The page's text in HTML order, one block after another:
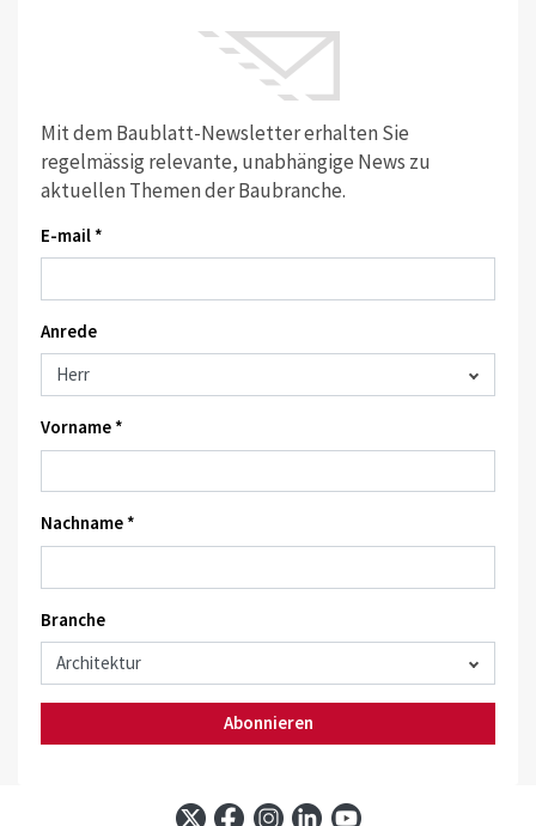
Mit dem Baublatt-Newsletter erhalten Sie
regelmässig relevante, unabhängige News zu
aktuellen Themen der Baubranche.
E-mail *
Anrede
Vorname *
Nachname *
Branche
Abonnieren